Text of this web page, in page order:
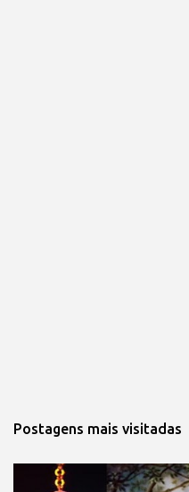
Postagens mais visitadas